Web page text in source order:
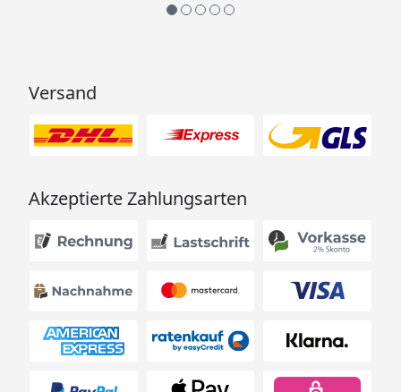
Versand
Akzeptierte Zahlungsarten